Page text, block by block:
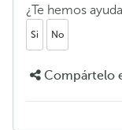
¿Te hemos
Si No
Compártelo